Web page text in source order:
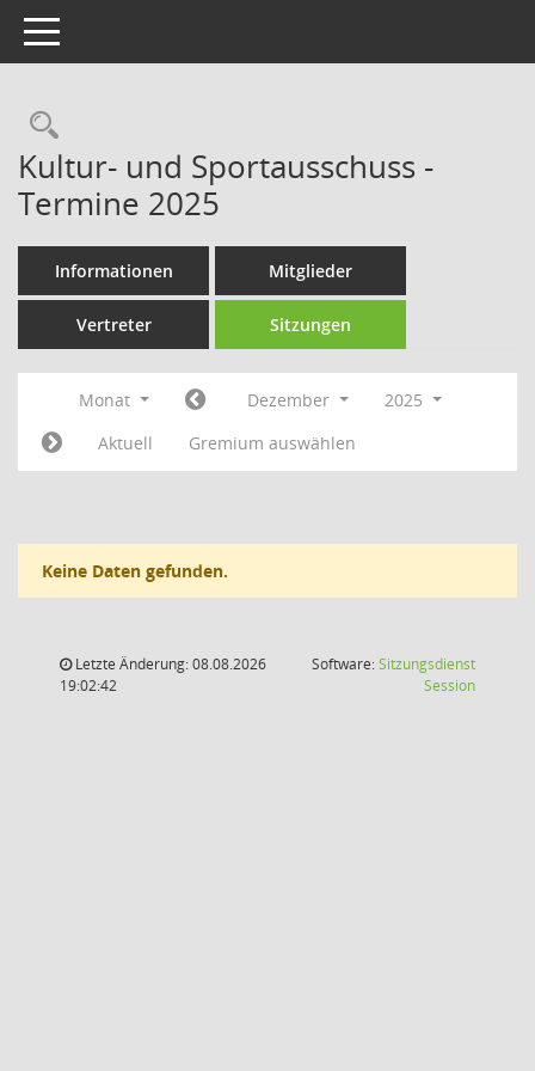
Toggle navigation
Rechercheauswahl
Kultur- und Sportausschuss -
Termine 2025
Informationen Mitglieder
Vertreter Sitzungen
Monat Dezember
2025
Aktuell
Gremium auswählen
Keine Daten gefunden.
Letzte Änderung: 08.08.2026
19:02:42
Software:Sitzungsdienst
Session(Wird in